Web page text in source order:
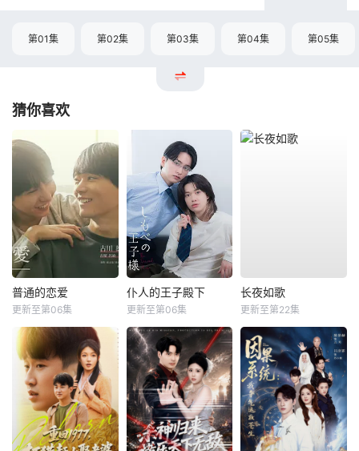
第01集 第02集 第03集 第04集 第05集
猜你喜欢
普通的恋爱
更新至第06集
仆人的王子殿下
更新至第06集
长夜如歌
更新至第22集